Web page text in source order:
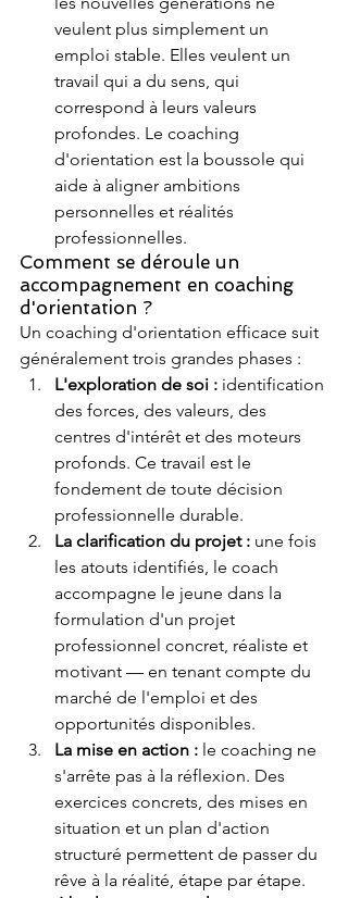
veulent plus simplement un
emploi stable. Elles veulent un
travail qui a du sens, qui
correspond à leurs valeurs
profondes. Le coaching
d'orientation est la boussole qui
aide à aligner ambitions
personnelles et réalités
professionnelles.
Comment se déroule un
accompagnement en coaching
d'orientation ?
Un coaching d'orientation efficace suit
généralement trois grandes phases :
L'exploration de soi : identification
des forces, des valeurs, des
centres d'intérêt et des moteurs
profonds. Ce travail est le
fondement de toute décision
professionnelle durable.
La clarification du projet : une fois
les atouts identifiés, le coach
accompagne le jeune dans la
formulation d'un projet
professionnel concret, réaliste et
motivant — en tenant compte du
marché de l'emploi et des
opportunités disponibles.
La mise en action : le coaching ne
s'arrête pas à la réflexion. Des
exercices concrets, des mises en
situation et un plan d'action
structuré permettent de passer du
rêve à la réalité, étape par étape.